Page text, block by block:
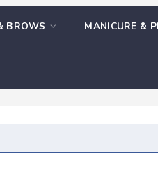
BROWS MANICURE &